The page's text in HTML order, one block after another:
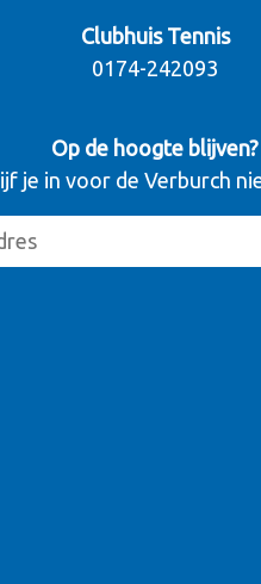
Clubhuis Tennis
0174-242093
Op de hoogte blijven?
je in voor de Verburch